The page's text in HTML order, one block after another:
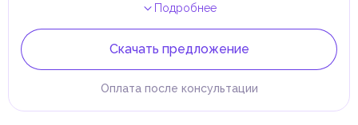
Подробнее
Скачать предложение
Оплата после консультации